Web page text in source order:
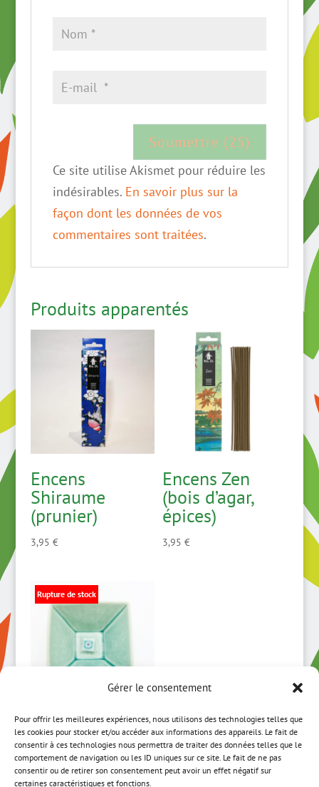
Gérer le consentement
Pour offrir les meilleures expériences, nous utilisons des technologies telles que
les cookies pour stocker et/ou accéder aux informations des appareils. Le fait de
consentir à ces technologies nous permettra de traiter des données telles que le
comportement de navigation ou les ID uniques sur ce site. Le fait de ne pas
consentir ou de retirer son consentement peut avoir un effet négatif sur
certaines caractéristiques et fonctions.
Ce site utilise Akismet pour réduire les
indésirables. En savoir plus sur la
façon dont les données de vos
commentaires sont traitées.
Produits apparentés
Encens
Shiraume
(prunier)
3,95 €
Encens Zen
(bois d’agar,
épices)
3,95€
Rupture de stock
Porte encens
carré profond
bleu